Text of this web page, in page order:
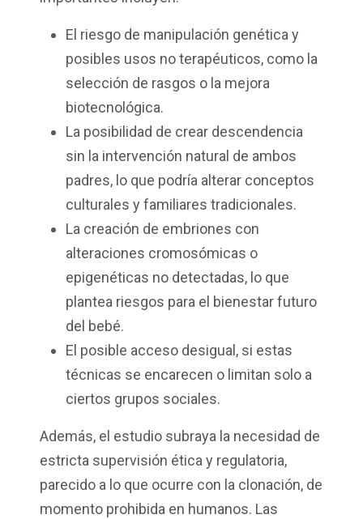
El riesgo de manipulación genética y
posibles usos no terapéuticos, como la
selección de rasgos o la mejora
biotecnológica.
La posibilidad de crear descendencia
sin la intervención natural de ambos
padres, lo que podría alterar conceptos
culturales y familiares tradicionales.
La creación de embriones con
alteraciones cromosómicas o
epigenéticas no detectadas, lo que
plantea riesgos para el bienestar futuro
del bebé.
El posible acceso desigual, si estas
técnicas se encarecen o limitan solo a
ciertos grupos sociales.
Además, el estudio subraya la necesidad de
estricta supervisión ética y regulatoria,
parecido a lo que ocurre con la clonación, de
momento prohibida en humanos. Las